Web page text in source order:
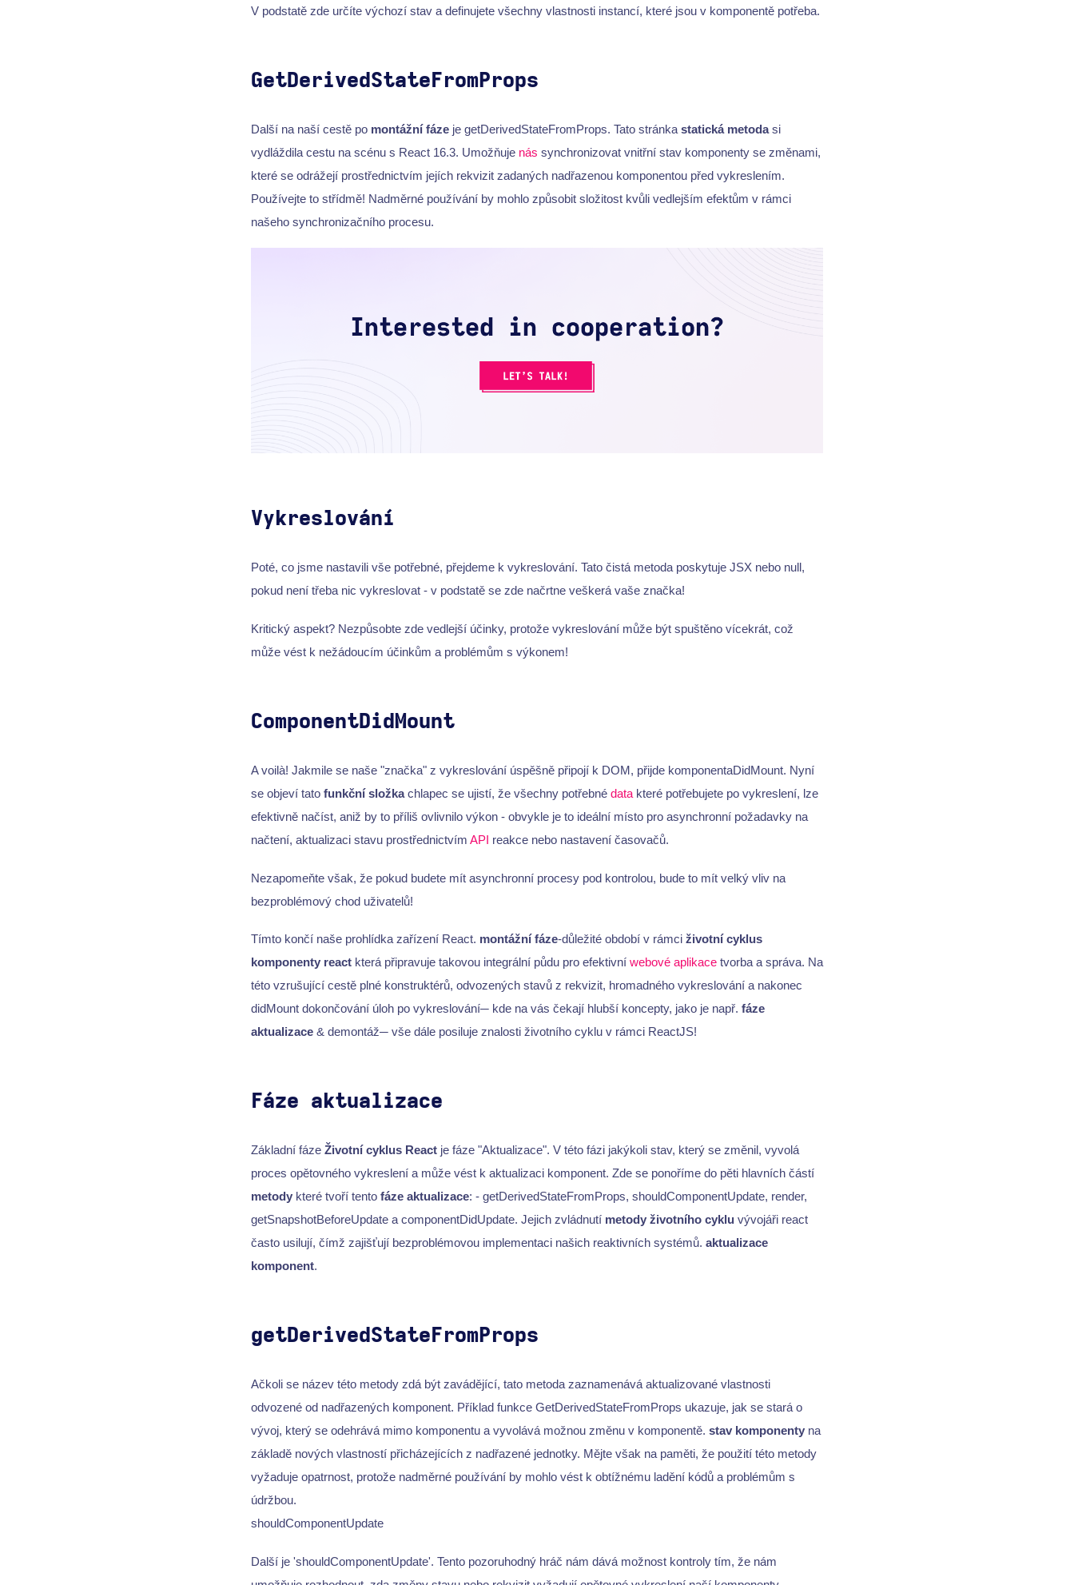
V podstatě zde určíte výchozí stav a definujete všechny vlastnosti instancí, které jsou v komponentě potřeba.
GetDerivedStateFromProps
Další na naší cestě po montážní fázeje getDerivedStateFromProps. Tato stránka statická metodasi
vydláždila cestu na scénu s React 16.3. Umožňuje nás synchronizovat vnitřní stav komponenty se změnami,
které se odrážejí prostřednictvím jejích rekvizit zadaných nadřazenou komponentou před vykreslením.
Používejte to střídmě! Nadměrné používání by mohlo způsobit složitost kvůli vedlejším efektům v rámci
našeho synchronizačního procesu.
Vykreslování
Poté, co jsme nastavili vše potřebné, přejdeme k vykreslování. Tato čistá metoda poskytuje JSX nebo null,
pokud není třeba nic vykreslovat - v podstatě se zde načrtne veškerá vaše značka!
Kritický aspekt? Nezpůsobte zde vedlejší účinky, protože vykreslování může být spuštěno vícekrát, což
může vést k nežádoucím účinkům a problémům s výkonem!
ComponentDidMount
A voilà! Jakmile se naše "značka" z vykreslování úspěšně připojí k DOM, přijde komponentaDidMount. Nyní
se objeví tato funkční složkachlapec se ujistí, že všechny potřebné datakteré potřebujete po vykreslení, lze
efektivně načíst, aniž by to příliš ovlivnilo výkon - obvykle je to ideální místo pro asynchronní požadavky na
načtení, aktualizaci stavu prostřednictvím API reakce nebo nastavení časovačů.
Nezapomeňte však, že pokud budete mít asynchronní procesy pod kontrolou, bude to mít velký vliv na
bezproblémový chod uživatelů!
Tímto končí naše prohlídka zařízení React. montážní fáze-důležité období v rámci životní cyklus
komponenty reactkterá připravuje takovou integrální půdu pro efektivní webové aplikacetvorba a správa. Na
této vzrušující cestě plné konstruktérů, odvozených stavů z rekvizit, hromadného vykreslování a nakonec
didMount dokončování úloh po vykreslování─ kde na vás čekají hlubší koncepty, jako je např. fáze
aktualizace& demontáž─ vše dále posiluje znalosti životního cyklu v rámci ReactJS!
Fáze aktualizace
Základní fázeŽivotní cyklus React je fáze "Aktualizace". V této fázi jakýkoli stav, který se změnil, vyvolá
proces opětovného vykreslení a může vést k aktualizaci komponent. Zde se ponoříme do pěti hlavních částí
metodykteré tvoří tento fáze aktualizace: - getDerivedStateFromProps, shouldComponentUpdate, render,
getSnapshotBeforeUpdate a componentDidUpdate. Jejich zvládnutí metody životního cykluvývojáři react
často usilují, čímž zajišťují bezproblémovou implementaci našich reaktivních systémů. aktualizace
komponent.
getDerivedStateFromProps
Ačkoli se název této metody zdá být zavádějící, tato metoda zaznamenává aktualizované vlastnosti
odvozené od nadřazených komponent. Příklad funkce GetDerivedStateFromProps ukazuje, jak se stará o
vývoj, který se odehrává mimo komponentu a vyvolává možnou změnu v komponentě. stav komponentyna
základě nových vlastností přicházejících z nadřazené jednotky. Mějte však na paměti, že použití této metody
vyžaduje opatrnost, protože nadměrné používání by mohlo vést k obtížnému ladění kódů a problémům s
údržbou.
shouldComponentUpdate
Další je 'shouldComponentUpdate'. Tento pozoruhodný hráč nám dává možnost kontroly tím, že nám